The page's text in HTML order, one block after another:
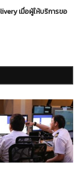
เมื่อผู้ให้บริการขอ